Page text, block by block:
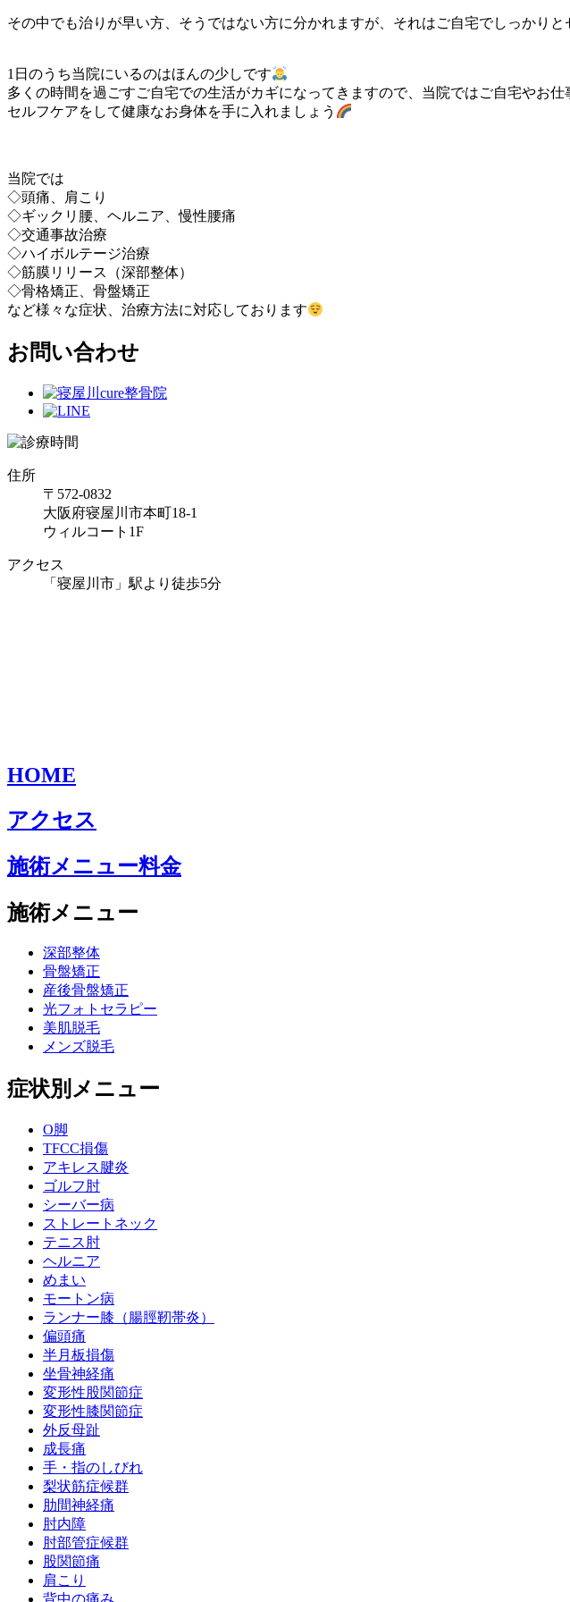
その中でも治りが早い方、そうではない方に分かれますが、それはご自宅でしっかり
1日のうち当院にいるのはほんの少しです
多くの時間を過ごすご自宅での生活がカギになってきますので、当院ではご自宅やお
セルフケアをして健康なお身体を手に入れましょう
当院では
◇頭痛、肩こり
◇ギックリ腰、ヘルニア、慢性腰痛
◇交通事故治療
◇ハイボルテージ治療
◇筋膜リリース（深部整体）
◇骨格矯正、骨盤矯正
など様々な症状、治療方法に対応しております
お問い合わせ
住所
〒572-0832
大阪府寝屋川市本町18-1
ウィルコート1F
アクセス
「寝屋川市」駅より徒歩5分
HOME
アクセス
施術メニュー料金
施術メニュー
深部整体
骨盤矯正
産後骨盤矯正
光フォトセラピー
美肌脱毛
メンズ脱毛
症状別メニュー
O脚
TFCC損傷
アキレス腱炎
ゴルフ肘
シーバー病
ストレートネック
テニス肘
ヘルニア
めまい
モートン病
ランナー膝（腸脛靭帯炎）
偏頭痛
半月板損傷
坐骨神経痛
変形性股関節症
変形性膝関節症
外反母趾
成長痛
手・指のしびれ
梨状筋症候群
肋間神経痛
肘内障
肘部管症候群
股関節痛
肩こり